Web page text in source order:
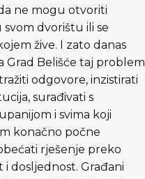
ne mogu otvoriti
dvorištu ili se
žive. I zato danas
Grad Belišće taj problem
odgovore, inzistirati
surađivati s
i svima koji
konačno počne
rješenje preko
dosljednost. Građani